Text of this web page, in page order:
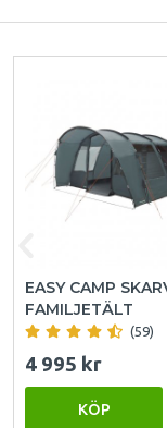
EASY CAMP
FAMILJETÄLT
(59)
4 995 kr
KÖP